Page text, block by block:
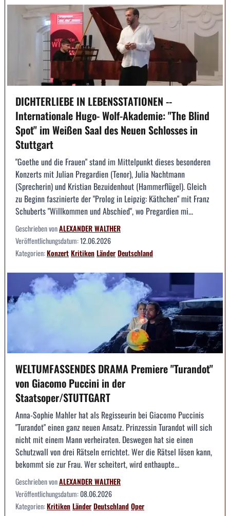
DICHTERLIEBE IN LEBENSSTATIONEN --
Internationale Hugo- Wolf-Akademie: "The Blind
Spot" im Weißen Saal des Neuen Schlosses in
Stuttgart
"Goethe und die Frauen" stand im Mittelpunkt dieses besonderen
Konzerts mit Julian Pregardien (Tenor), Julia Nachtmann
(Sprecherin) und Kristian Bezuidenhout (Hammerflügel). Gleich
zu Beginn faszinierte der "Prolog in Leipzig: Käthchen" mit Franz
Schuberts "Willkommen und Abschied", wo Pregardien mi...
Geschrieben vonALEXANDER WALTHER
Veröffentlichungsdatum:12.06.2026
Kategorien:KonzertKritikenLänderDeutschland
WELTUMFASSENDES DRAMA Premiere "Turandot"
von Giacomo Puccini in der
Staatsoper/STUTTGART
Anna-Sophie Mahler hat als Regisseurin bei Giacomo Puccinis
"Turandot" einen ganz neuen Ansatz. Prinzessin Turandot will sich
nicht mit einem Mann verheiraten. Deswegen hat sie einen
Schutzwall von drei Rätseln errichtet. Wer die Rätsel lösen kann,
bekommt sie zur Frau. Wer scheitert, wird enthaupte...
Geschrieben vonALEXANDER WALTHER
Veröffentlichungsdatum:08.06.2026
Kategorien:KritikenLänderDeutschlandOper